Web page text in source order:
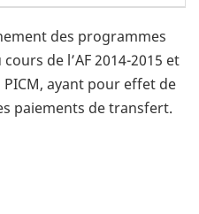
des programmes
de l’AF 2014-2015 et
ayant pour effet de
paiements de transfert.